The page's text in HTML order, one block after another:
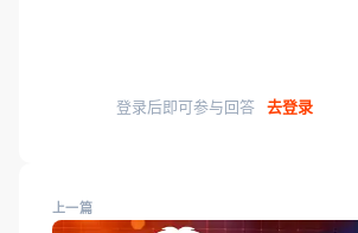
登录后即可参与回答 去登录
上一篇